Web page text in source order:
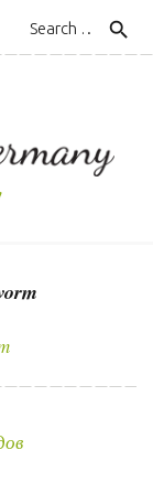
search